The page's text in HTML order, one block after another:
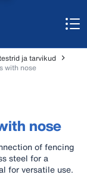
ja tarvikud
with nose
nose
of fencing
steel for a
for versatile use.